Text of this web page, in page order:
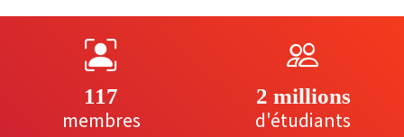
117
membres
2 millions
d'étudiants